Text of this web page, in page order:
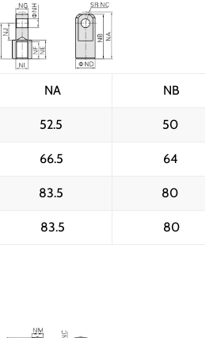
NA NB
52.5 50
66.5 64
83.5 80
83.5 80